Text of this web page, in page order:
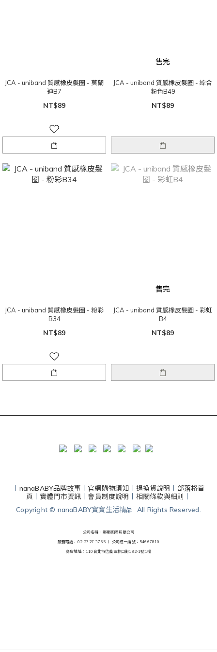
JCA - uniband 質感橡皮髮圈 - 莫蘭
迪B7
NT$89
售完
JCA - uniband 質感橡皮髮圈 - 綜合
粉色B49
NT$89
JCA - uniband 質感橡皮髮圈 - 粉彩
B34
NT$89
售完
JCA - uniband 質感橡皮髮圈 - 彩虹
B4
NT$89
nanaBABY品牌故事 官網購物須知 退換貨說明
部落格首
頁
實體門市資訊 丨會員制度說明 相關條款與細則
Copyright © nanaBABY寶寶生活精品 All Rights Reserved.
公司名稱：娜娜國際有限公司
服務電話：02-2727-3755 丨 公司統一編號：54667810
商店地址：110台北市信義區林口街182-1號1樓